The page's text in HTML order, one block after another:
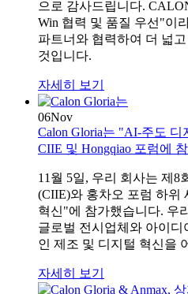
으로 감사드립니다.
Win 협력 및 품질 우선"이
파트너와 협력하여 더 넓
것입니다.
자세히 보기
06Nov
Calon Gloria는 "AI-주도
CIIE 및 Hongqiao 포럼에
11월 5일, 우리 회사는 제8
(CIIE)와 홍차오 포럼 하위
혁신"에 참가했습니다. 우
글로벌 전시업체와 아이
인 제조 및 디지털 혁신을
자세히 보기